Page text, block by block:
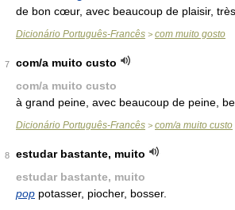
de bon cœur, avec beaucoup de plaisir,
Dicionário Português-Francês > com muito gosto
7
com/a muito custo
com/a muito custo
à grand peine, avec beaucoup de peine,
Dicionário Português-Francês > com/a muito custo
8
estudar bastante, muito
estudar bastante, muito
pop potasser, piocher, bosser.